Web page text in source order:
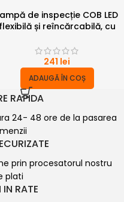
de inspecție COB LED
flexibilă și reîncărcabilă, cu
241 lei
ADAUGĂ ÎN COȘ
RAPIDA
24- 48 ore de la pasarea
prin procesatorul nostru
plati
IN RATE